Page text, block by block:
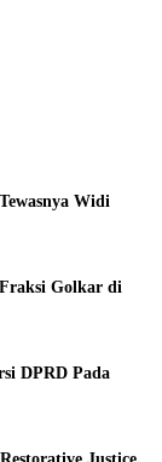
Widi
Golkar di
DPRD Pada
Justice,